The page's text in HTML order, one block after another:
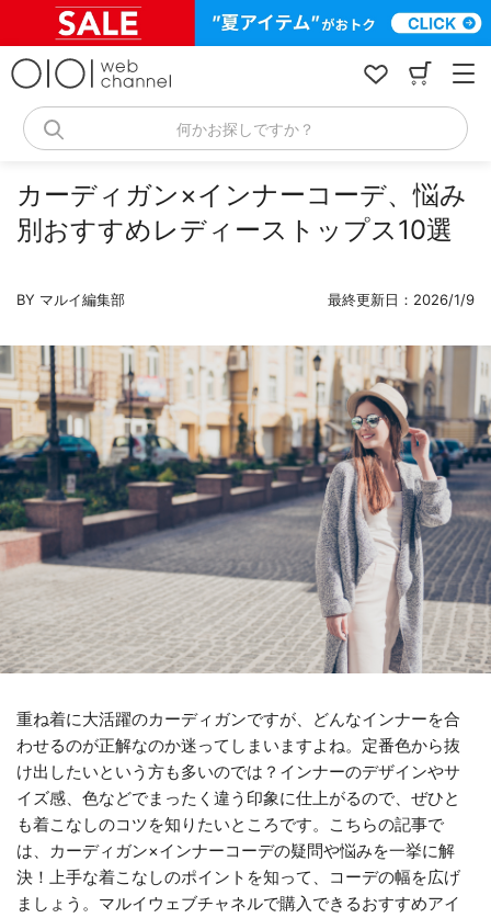
何かお探しですか？
カーディガン×インナーコーデ、悩み
別おすすめレディーストップス10選
BY マルイ編集部 最終更新日：2026/1/9
重ね着に大活躍のカーディガンですが、どんなインナーを合
わせるのが正解なのか迷ってしまいますよね。定番色から抜
け出したいという方も多いのでは？インナーのデザインやサ
イズ感、色などでまったく違う印象に仕上がるので、ぜひと
も着こなしのコツを知りたいところです。こちらの記事で
は、カーディガン×インナーコーデの疑問や悩みを一挙に解
決！上手な着こなしのポイントを知って、コーデの幅を広げ
ましょう。マルイウェブチャネルで購入できるおすすめアイ